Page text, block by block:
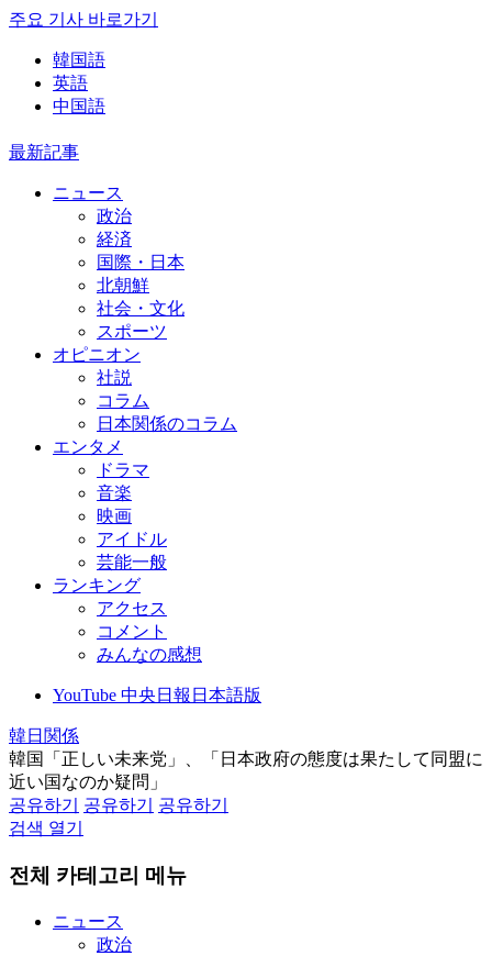
주요 기사 바로가기
韓国語
英語
中国語
最新記事
ニュース
政治
経済
国際・日本
北朝鮮
社会・文化
スポーツ
オピニオン
社説
コラム
日本関係のコラム
エンタメ
ドラマ
音楽
映画
アイドル
芸能一般
ランキング
アクセス
コメント
みんなの感想
YouTube 中央日報日本語版
韓日関係
韓国「正しい未来党」、「日本政府の態度は果たして同盟に
近い国なのか疑問」
공유하기
공유하기
공유하기
검색 열기
전체 카테고리 메뉴
ニュース
政治